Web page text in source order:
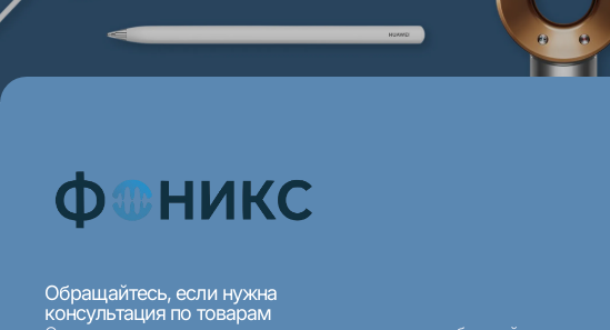
Обращайтесь, если нужна
консультация по товарам